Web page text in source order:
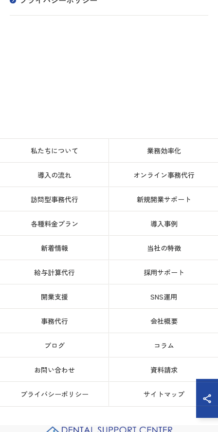
私たちについて 業務効率化
導入の流れ オンライン事務代行
訪問型事務代行 新規開業サポート
各種料金プラン 導入事例
新着情報 当社の特徴
給与計算代行 採用サポート
開業支援 SNS運用
事務代行 会社概要
ブログ コラム
お問い合わせ 資料請求
プライバシーポリシー サイトマップ